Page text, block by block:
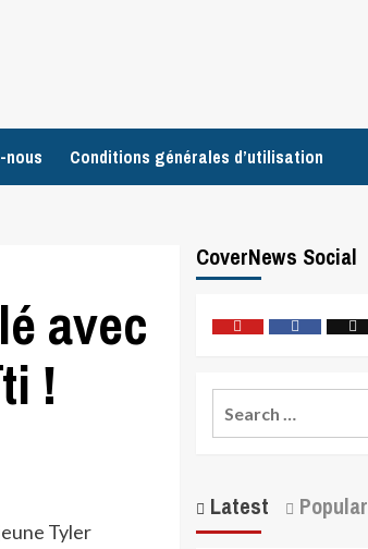
nous Conditions générales d’utilisation
avec
!
Tyler
CoverNews Social
Latest Popular